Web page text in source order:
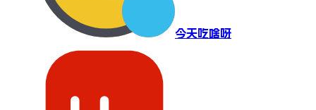
今天吃啥呀